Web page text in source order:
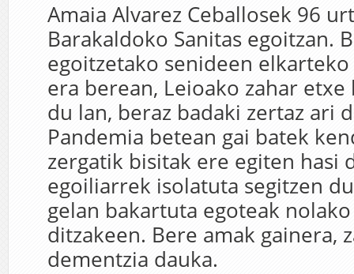
Amaia Alvarez Ceballosek 96
Barakaldoko Sanitas egoitzan.
egoitzetako senideen
era berean, Leioako zahar
du lan, beraz badaki zertaz ari
Pandemia betean gai batek
zergatik bisitak ere egiten hasi
egoiliarrek isolatuta segitzen
gelan bakartuta egoteak
ditzakeen. Bere amak gainera,
dementzia dauka.